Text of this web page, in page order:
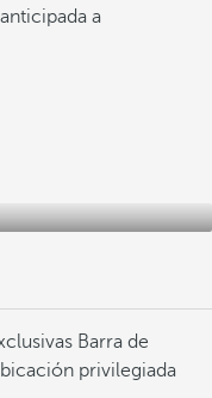
a
Barra de
privilegiada